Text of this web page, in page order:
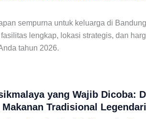
sempurna untuk keluarga di
lengkap, lokasi strategis, dan
tahun 2026.
yang Wajib Dicoba:
Tradisional